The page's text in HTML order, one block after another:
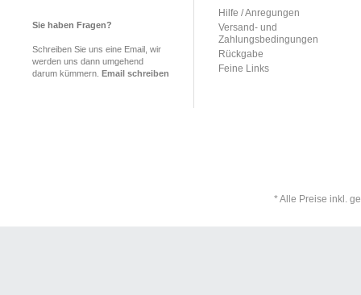
Sie haben Fragen?
Schreiben Sie uns eine Email, wir
werden uns dann umgehend
darum kümmern. Email schreiben
Hilfe / Anregungen
Versand- und
Zahlungsbedingungen
Rückgabe
Feine Links
* Alle Preise inkl.